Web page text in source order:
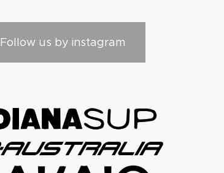
Follow us by instagram